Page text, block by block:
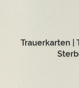
Trauerkarten